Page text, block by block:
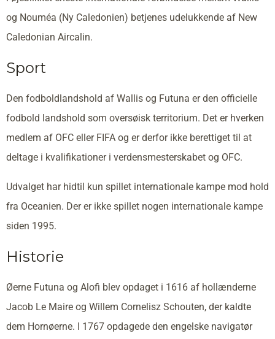
og Nouméa (Ny Caledonien) betjenes udelukkende af New
Caledonian Aircalin.
Sport
Den fodboldlandshold af Wallis og Futuna er den officielle
fodbold landshold som oversøisk territorium. Det er hverken
medlem af OFC eller FIFA og er derfor ikke berettiget til at
deltage i kvalifikationer i verdensmesterskabet og OFC.
Udvalget har hidtil kun spillet internationale kampe mod hold
fra Oceanien. Der er ikke spillet nogen internationale kampe
siden 1995.
Historie
Øerne Futuna og Alofi blev opdaget i 1616 af hollænderne
Jacob Le Maire og Willem Cornelisz Schouten, der kaldte
dem Hornøerne. I 1767 opdagede den engelske navigatør